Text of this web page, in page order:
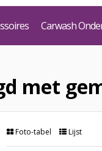
Carwash
met
Foto-tabel Lijst